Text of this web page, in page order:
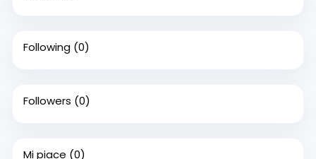
Following (0)
Followers (0)
Mi piace (0)